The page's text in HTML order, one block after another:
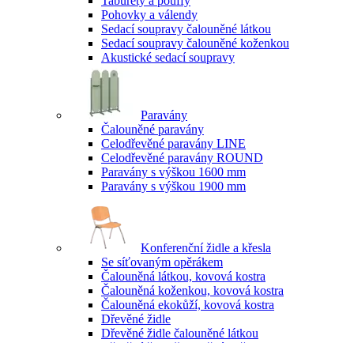
Pohovky a válendy
Sedací soupravy čalouněné látkou
Sedací soupravy čalouněné koženkou
Akustické sedací soupravy
Paravány
Čalouněné paravány
Celodřevěné paravány LINE
Celodřevěné paravány ROUND
Paravány s výškou 1600 mm
Paravány s výškou 1900 mm
Konferenční židle a křesla
Se síťovaným opěrákem
Čalouněná látkou, kovová kostra
Čalouněná koženkou, kovová kostra
Čalouněná ekokůží, kovová kostra
Dřevěné židle
Dřevěné židle čalouněné látkou